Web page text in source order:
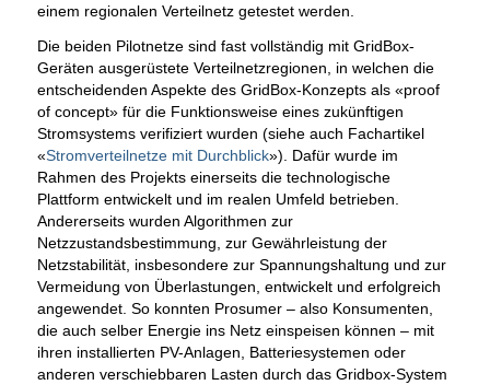
einem regionalen Verteilnetz getestet werden.
Die beiden Pilotnetze sind fast vollständig mit GridBox-
Geräten ausgerüstete Verteilnetzregionen, in welchen die
entscheidenden Aspekte des GridBox-Konzepts als «proof
of concept» für die Funktionsweise eines zukünftigen
Stromsystems verifiziert wurden (siehe auch Fachartikel
«Stromverteilnetze mit Durchblick»). Dafür wurde im
Rahmen des Projekts einerseits die technologische
Plattform entwickelt und im realen Umfeld betrieben.
Andererseits wurden Algorithmen zur
Netzzustandsbestimmung, zur Gewährleistung der
Netzstabilität, insbesondere zur Spannungshaltung und zur
Vermeidung von Überlastungen, entwickelt und erfolgreich
angewendet. So konnten Prosumer – also Konsumenten,
die auch selber Energie ins Netz einspeisen können – mit
ihren installierten PV-Anlagen, Batteriesystemen oder
anderen verschiebbaren Lasten durch das Gridbox-System